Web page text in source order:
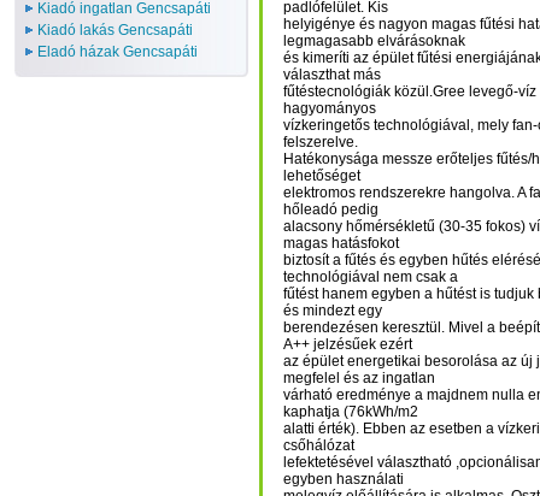
Kiadó ingatlan Gencsapáti
Kiadó lakás Gencsapáti
Eladó házak Gencsapáti
padlófelület. Kis
helyigénye és nagyon magas fűtési
legmagasabb elvárásoknak
és kimeríti az épület fűtési
választhat más
fűtéstecnológiák közül.Gree levegő-
hagyományos
vízkeringetős technológiával, mely
felszerelve.
Hatékonysága messze erőteljes fűtés/
lehetőséget
elektromos rendszerekre hangolva. A
hőleadó pedig
alacsony hőmérsékletű (30-35 fokos)
magas hatásfokot
biztosít a fűtés és egyben hűtés
technológiával nem csak a
fűtést hanem egyben a hűtést is
és mindezt egy
berendezésen keresztül. Mivel a
A++ jelzésűek ezért
az épület energetikai besorolása az új
megfelel és az ingatlan
várható eredménye a majdnem nulla
kaphatja (76kWh/m2
alatti érték). Ebben az esetben a
csőhálózat
lefektetésével választható
egyben használati